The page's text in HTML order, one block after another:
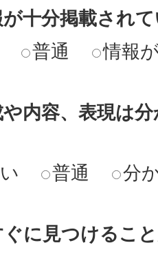
十分掲載され
普通 情報
内容、表現は
普通 分
に見つけるこ